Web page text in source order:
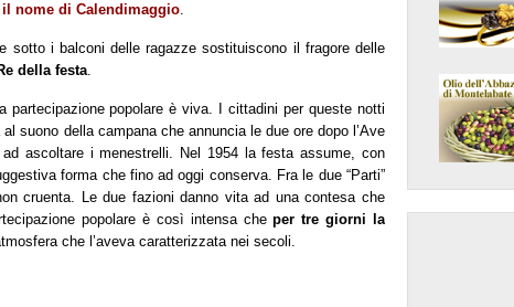
nome di Calendimaggio.
sotto i balconi delle ragazze sostituiscono il fragore delle
della festa.
partecipazione popolare è viva. I cittadini per queste notti
suono della campana che annuncia le due ore dopo l’Ave
ascoltare i menestrelli. Nel 1954 la festa assume, con
forma che fino ad oggi conserva. Fra le due “Parti”
cruenta. Le due fazioni danno vita ad una contesa che
popolare è così intensa cheper tre giorni la
che l’aveva caratterizzata nei secoli.